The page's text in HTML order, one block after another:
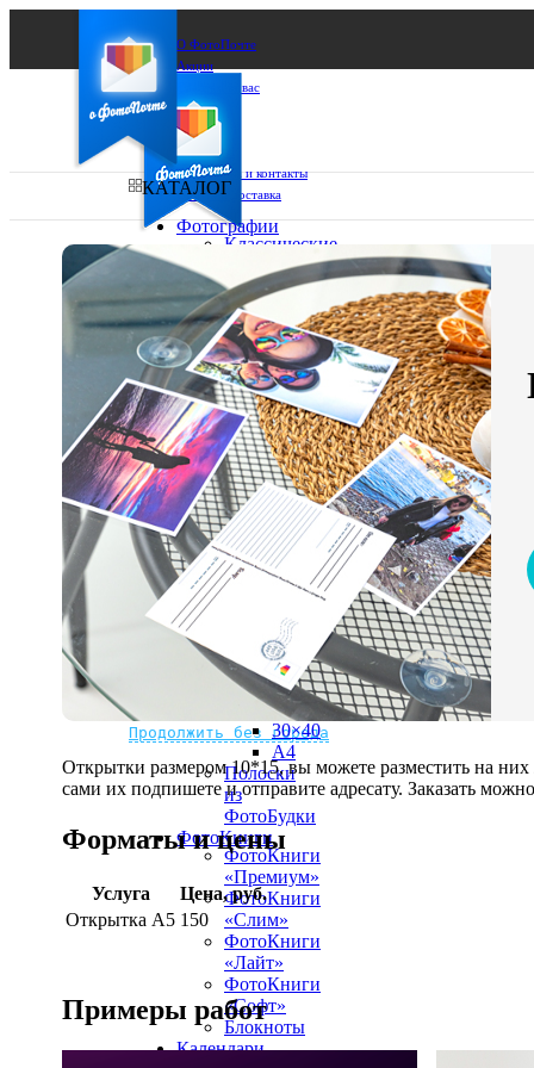
О ФотоПочте
Акции
Сделаем за вас
Бизнесу
FAQ
Франшиза
Поддержка и контакты
Оплата и доставка
Ваш город:
Ваш регион доставки
Выберите из списка:
Не нашли Ваш город?
Мы доставляем по всему миру
Продолжить без города
КАТАЛОГ
Фотографии
Классические
10х10
13х18
15х15
15х20
20х20
20х30
30х30
30х40
А4
Фото
в
рамке
10х10
10×15
13×18
15×15
15×20
20×20
20×30
30×30
30×40
A4
Полоски
из
ФотоБудки
ФотоКниги
ФотоКниги
«Премиум»
ФотоКниги
«Слим»
ФотоКниги
«Лайт»
ФотоКниги
«Софт»
Блокноты
Календари
Открытки размером 10*15, вы можете разместить на
сами их подпишете и отправите адресату. Заказать
Форматы и цены
Услуга
Цена, руб.
Открытка А5 150
Примеры работ